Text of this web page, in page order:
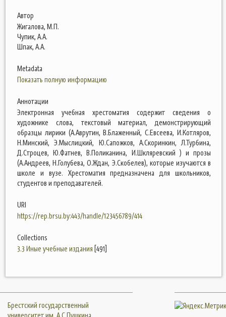
Автор
Жигалова, М.П.
Чупик, А.А.
Шпак, А.А.
Metadata
Показать полную информацию
Аннотации
Электронная учебная хрестоматия содержит сведения о
художнике слова, текстовый материал, демонстрирующий
образцы лирики (А.Аврутин, В.Блаженный, С.Евсеева, И.Котляров,
Н.Минский, Э.Мыслицкий, Ю.Сапожков, А.Скоринкин, Л.Турбина,
Д.Строцев, Ю.Фатнев, В.Поликанина, И.Шкляревский ) и прозы
(А.Андреев, Н.Голубева, О.Ждан, Э.Скобелев), которые изучаются в
школе и вузе. Хрестоматия предназначена для школьников,
студентов и преподавателей.
URI
https://rep.brsu.by:443/handle/123456789/414
Collections
3.3 Иные учебные издания [491]
Брестский государственный